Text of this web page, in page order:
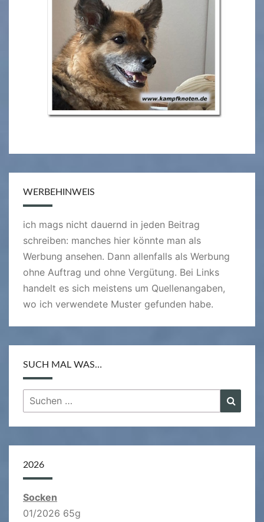
WERBEHINWEIS
ich mags nicht dauernd in jeden Beitrag
schreiben: manches hier könnte man als
Werbung ansehen. Dann allenfalls als Werbung
ohne Auftrag und ohne Vergütung. Bei Links
handelt es sich meistens um Quellenangaben,
wo ich verwendete Muster gefunden habe.
SUCH MAL WAS…
Suchen
nach:
2026
Socken
01/2026 65g